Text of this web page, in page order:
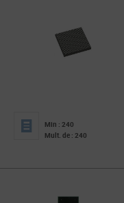
Min : 240
Mult. de : 240